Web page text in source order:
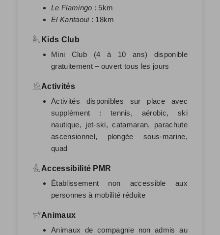
Le Flamingo : 5km
El Kantaoui: 18km
Kids Club
Mini Club (4 à 10 ans) disponible
gratuitement – ouvert tous les jours
Activités
Activités disponibles sur place avec
supplément : tennis, aérobic, ski
nautique, jet-ski, catamaran, parachute
ascensionnel, plongée sous-marine,
quad
Accessibilité PMR
Établissement non accessible aux
personnes à mobilité réduite
Animaux
Animaux de compagnie non admis au